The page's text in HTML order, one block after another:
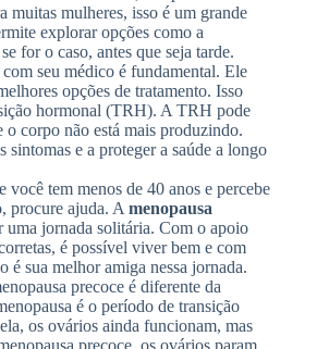
muitas mulheres, isso é um grande
explorar opções como a
for o caso, antes que seja tarde.
seu médico é fundamental. Ele
opções de tratamento. Isso
hormonal (TRH). A TRH pode
o corpo não está mais produzindo.
sintomas e a proteger a saúde a longo
você tem menos de 40 anos e percebe
procure ajuda. A menopausa
uma jornada solitária. Com o apoio
é possível viver bem e com
é sua melhor amiga nessa jornada.
precoce é diferente da
é o período de transição
os ovários ainda funcionam, mas
precoce, os ovários param